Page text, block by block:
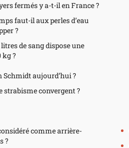
fermés y a-t-il en France ?
faut-il aux perles d’eau
?
de sang dispose une
kg ?
aujourd’hui ?
strabisme convergent ?
comme arrière-
?